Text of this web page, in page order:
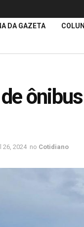
DA GAZETA
26, 2024 no Cotidiano